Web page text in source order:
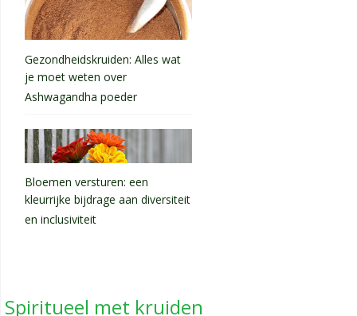
Gezondheidskruiden: Alles wat
je moet weten over
Ashwagandha poeder
Bloemen versturen: een
kleurrijke bijdrage aan diversiteit
en inclusiviteit
Spiritueel met kruiden